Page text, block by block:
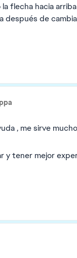
flecha hacia
de
, me sirve
tener mejor